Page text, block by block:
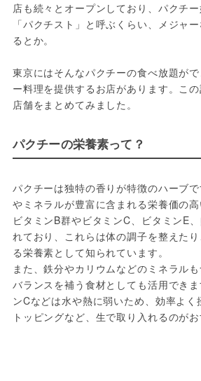
店も続々とオープンしており、パクチ
「パクチスト」と呼ぶくらい、メジャ
るとか。
東京にはそんなパクチーの食べ放題が
ー料理を提供するお店があります。こ
店舗をまとめてみました。
パクチーの栄養素って？
パクチーは独特の香りが特徴のハーブ
やミネラルが豊富に含まれる栄養価の高
ビタミンB群やビタミンC、ビタミンE
れており、これらは体の調子を整えた
る栄養素として知られています。
また、鉄分やカリウムなどのミネラル
バランスを補う食材としても活用でき
ンCなどは水や熱に弱いため、効率よ
トッピングなど、生で取り入れるのがお